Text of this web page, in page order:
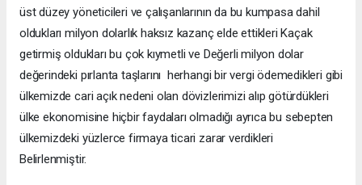
üst düzey yöneticileri ve çalışanlarının da bu kumpasa dahil
oldukları milyon dolarlık haksız kazanç elde ettikleri Kaçak
getirmiş oldukları bu çok kıymetli ve Değerli milyon dolar
değerindeki pırlanta taşlarını herhangi bir vergi ödemedikleri gibi
ülkemizde cari açık nedeni olan dövizlerimizi alıp götürdükleri
ülke ekonomisine hiçbir faydaları olmadığı ayrıca bu sebepten
ülkemizdeki yüzlerce firmaya ticari zarar verdikleri
Belirlenmiştir.